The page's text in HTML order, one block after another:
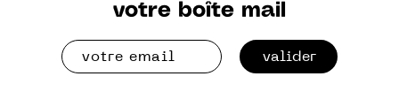
votre boîte mail
valider